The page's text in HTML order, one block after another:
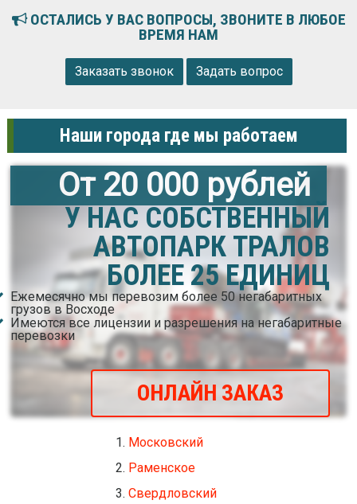
ОСТАЛИСЬ У ВАС ВОПРОСЫ, ЗВОНИТЕ В ЛЮБОЕ
ВРЕМЯ НАМ
Заказать звонок Задать вопрос
Наши города где мы работаем
От 20 000 рублей
У НАС СОБСТВЕННЫЙ
АВТОПАРК ТРАЛОВ
БОЛЕЕ 25 ЕДИНИЦ
Ежемесячно мы перевозим более 50 негабаритных
грузов в Восходе
Имеются все лицензии и разрешения на негабаритные
перевозки
ОНЛАЙН ЗАКАЗ
Московский
Раменское
Свердловский